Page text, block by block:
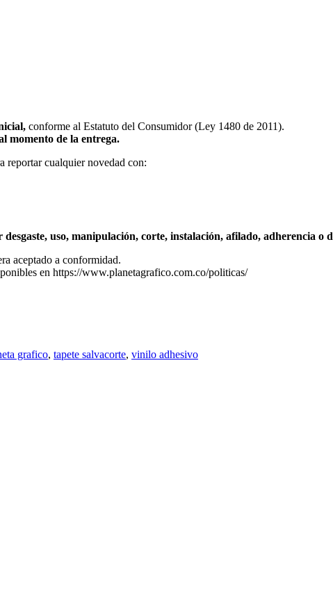
conforme al Estatuto del Consumidor (Ley 1480 de 2011).
momento de la entrega.
reportar cualquier novedad con:
uso, manipulación, corte, instalación, afilado, adherencia o
aceptado a conformidad.
en https://www.planetagrafico.com.co/politicas/
grafico, tapete salvacorte, vinilo adhesivo